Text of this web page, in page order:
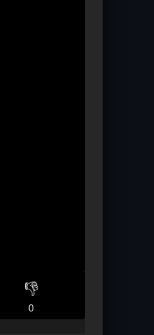
👎
0